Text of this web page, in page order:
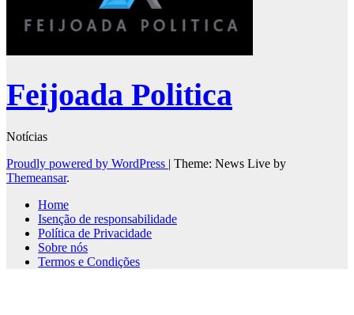
Feijoada Politica
Notícias
Proudly powered by WordPress | Theme: News Live by
Themeansar.
Home
Isenção de responsabilidade
Política de Privacidade
Sobre nós
Termos e Condições